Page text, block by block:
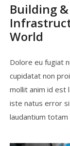
Building
World
Dolore eu fugiat
cupidatat non
mollit anim id est
iste natus error
laudantium totam